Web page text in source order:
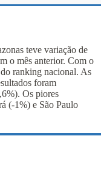
teve variação de
o mês anterior. Com o
ranking nacional. As
foram
Os piores
(-1%) e São Paulo